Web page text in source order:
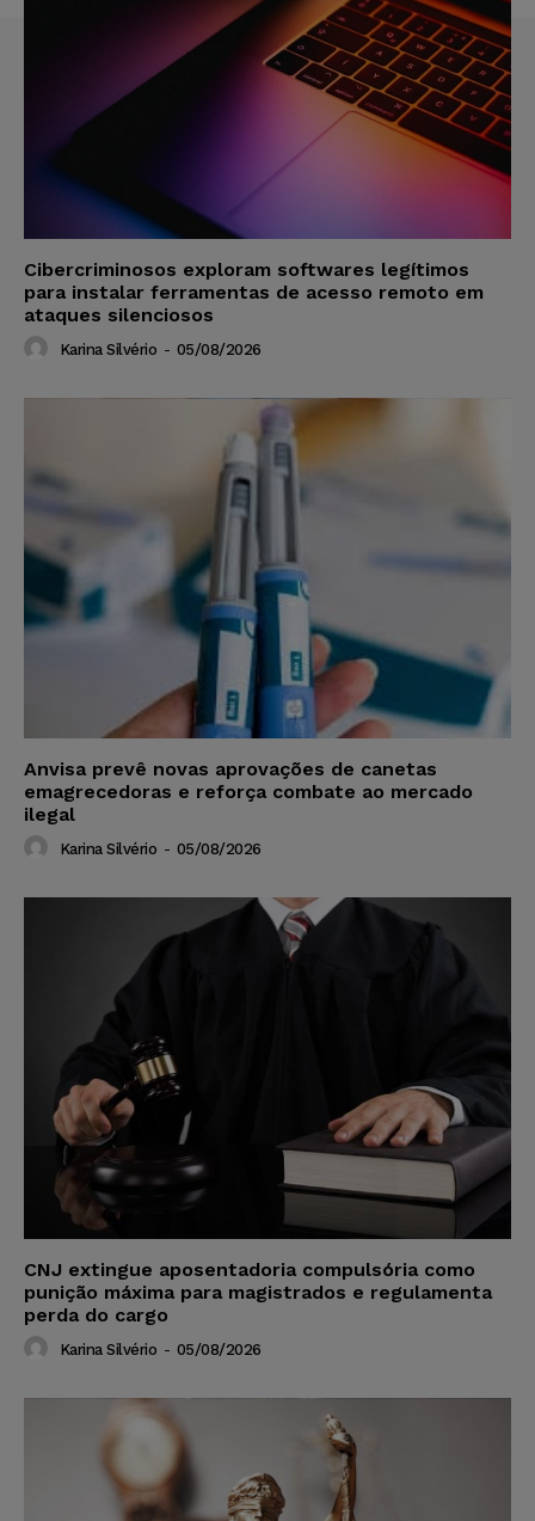
Cibercriminosos exploram softwares legítimos
para instalar ferramentas de acesso remoto em
ataques silenciosos
Karina Silvério - 05/08/2026
Anvisa prevê novas aprovações de canetas
emagrecedoras e reforça combate ao mercado
ilegal
Karina Silvério - 05/08/2026
CNJ extingue aposentadoria compulsória como
punição máxima para magistrados e regulamenta
perda do cargo
Karina Silvério - 05/08/2026